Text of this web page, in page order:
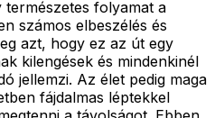
természetes folyamat a
számos elbeszélés és
azt, hogy ez az út egy
kilengések és mindenkinél
jellemzi. Az élet pedig maga
fájdalmas léptekkel